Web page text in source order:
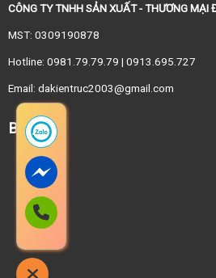
CÔNG TY TNHH SẢN XUẤT - THƯƠNG MẠI
MST: 0309190878
Hotline: 0981.79.79.79 | 0913.695.727
Email: dakientruc2003@gmail.com
BẢN ĐỒ